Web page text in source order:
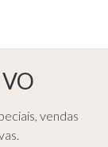
vendas